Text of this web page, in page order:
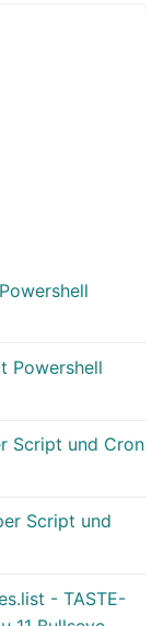
Powershell
Script und Cron
Script und
- TASTE-